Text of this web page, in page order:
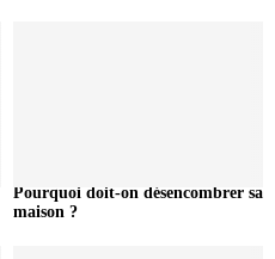
Pourquoi doit-on désencombrer sa
maison ?